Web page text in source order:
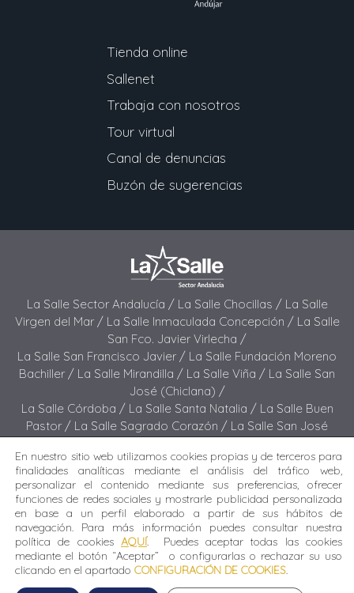
Tienda online
Sallenet
Trabaja con nosotros
Tour virtual
Canal de denuncias
Buzón de sugerencias
La Salle Sector Andalucía / La Salle Chocillas / La Salle
Virgen del Mar / La Salle Inmaculada Concepción / La Salle
San Fco. Javier Virlecha /
La Salle San Francisco Javier / La Salle Fundación Moreno
Bachiller / La Salle Mirandilla / La Salle Viña / La Salle San
José (Chiclana) /
La Salle Córdoba / La Salle Santa Natalia / La Salle Buen
Pastor / La Salle Sagrado Corazón / La Salle San José
La Salle Buen Consejo /La Salle El Carmen (San Fernando) /
La Salle San Francisco /La Salle Felipe Benito /La Salle La
Purísima
Todos los derechos reservados. Diseñado y desarrollado
por el equipo T.I.C. del Sector Andalucía © 2024 La Salle
Inmaculada Concepción.
En nuestro sitio web utilizamos cookies propias y de terceros para
finalidades analíticas mediante el análisis del tráfico web,
personalizar el contenido mediante sus preferencias, ofrecer
funciones de redes sociales y mostrarle publicidad personalizada
en base a un perfil elaborado a partir de sus hábitos de
navegación. Para más información puedes consultar nuestra
política de cookies AQUÍ. Puedes aceptar todas las cookies
mediante el botón “Aceptar” o configurarlas o rechazar su uso
clicando en el apartado CONFIGURACIÓN DE COOKIES.